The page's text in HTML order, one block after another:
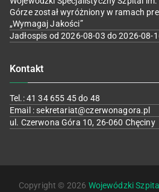
Górze został wyróżniony w ramach
„Wymagaj Jakości”
Jadłospis od 2026-08-03 do 2026-08-
Kontakt
Tel.: 41 34 655 45 do 48
Email : sekretariat@czerwonagora.pl
ul. Czerwona Góra 10, 26-060 Chęciny
Copyright © 2026 Wojewódzki